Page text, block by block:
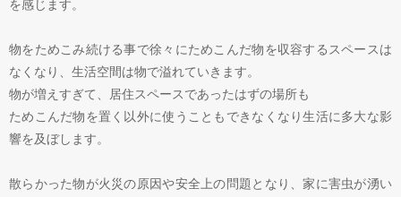
を感じます。
物をためこみ続ける事で徐々にためこんだ物を収容するスペースは
なくなり、生活空間は物で溢れていきます。
物が増えすぎて、居住スペースであったはずの場所も
ためこんだ物を置く以外に使うこともできなくなり生活に多大な影
響を及ぼします。
散らかった物が火災の原因や安全上の問題となり、家に害虫が湧い